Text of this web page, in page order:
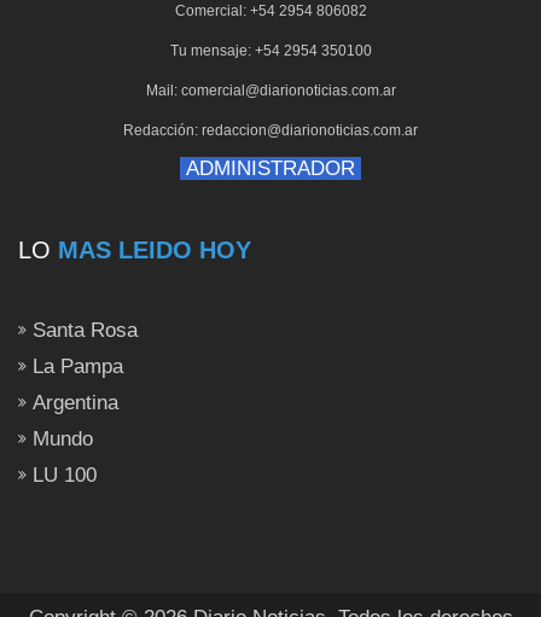
Comercial: +54 2954 806082
Tu mensaje: +54 2954 350100
Mail: comercial@diarionoticias.com.ar
Redacción: redaccion@diarionoticias.com.ar
ADMINISTRADOR
LO MAS LEIDO HOY
Santa Rosa
La Pampa
Argentina
Mundo
LU 100